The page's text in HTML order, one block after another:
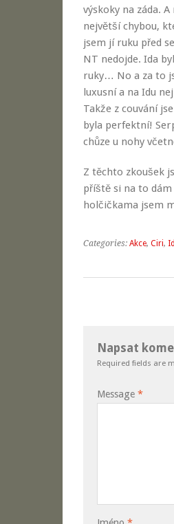
výskoky na záda.
největší chybou,
jsem jí ruku před
NT nedojde. Ida
ruky… No a za to
luxusní a na Idu
Takže z couvání
byla perfektní!
chůze u nohy
Z těchto zkoušek
příště si na to dám
holčičkama jsem
Categories: Akce, Ciri,
Napsat
Required fields are
Message *